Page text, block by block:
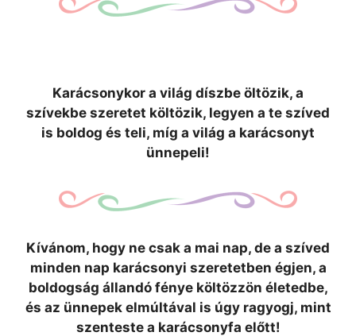
Karácsonykor a világ díszbe öltözik, a
szívekbe szeretet költözik, legyen a te szíved
is boldog és teli, míg a világ a karácsonyt
ünnepeli!
Kívánom, hogy ne csak a mai nap, de a szíved
minden nap karácsonyi szeretetben égjen, a
boldogság állandó fénye költözzön életedbe,
és az ünnepek elmúltával is úgy ragyogj, mint
szenteste a karácsonyfa előtt!